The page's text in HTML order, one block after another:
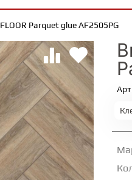
Parquet glue AF2505PG